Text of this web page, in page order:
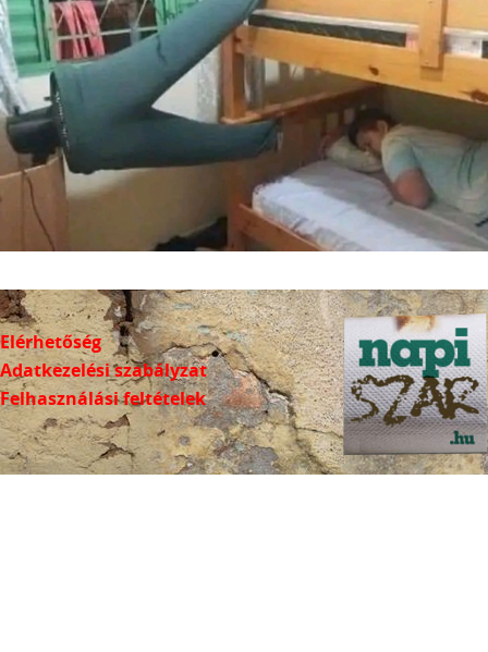
Elérhetőség
Adatkezelési szabályzat
Felhasználási feltételek